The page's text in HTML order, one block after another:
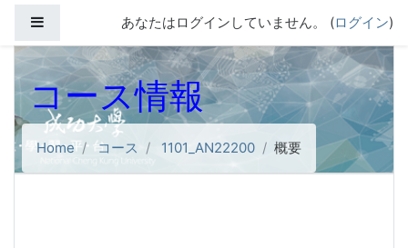
サイドパネルあなたはログインしていません。 (ログイン)
コース情報
Home コース 1101_AN22200 概要